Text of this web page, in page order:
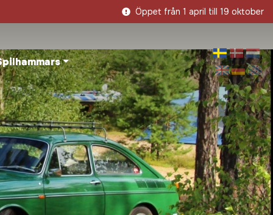
Öppet från 1 april till 19 oktober